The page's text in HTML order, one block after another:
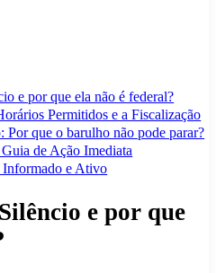
e por que ela não é federal?
Permitidos e a Fiscalização
que o barulho não pode parar?
de Ação Imediata
e Ativo
e por que